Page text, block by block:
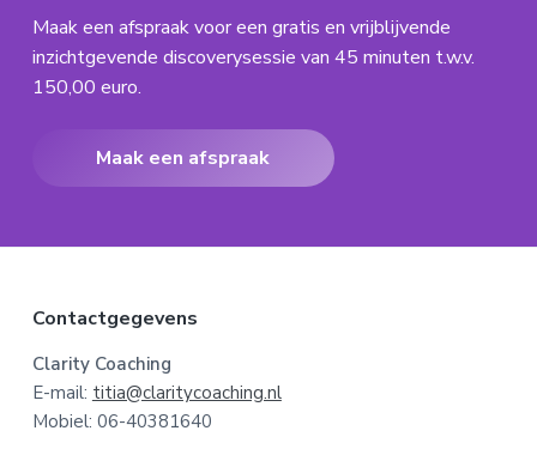
Maak een afspraak voor een gratis en vrijblijvende
inzichtgevende discoverysessie van 45 minuten t.w.v.
150,00 euro.
Maak een afspraak
Contactgegevens
Clarity Coaching
E-mail: titia@claritycoaching.nl
Mobiel: 06-40381640